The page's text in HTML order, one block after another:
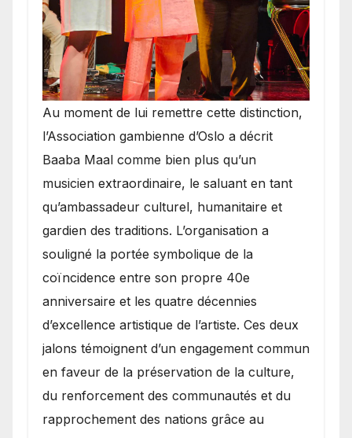
​Au moment de lui remettre cette distinction,
l’Association gambienne d’Oslo a décrit
Baaba Maal comme bien plus qu’un
musicien extraordinaire, le saluant en tant
qu’ambassadeur culturel, humanitaire et
gardien des traditions. L’organisation a
souligné la portée symbolique de la
coïncidence entre son propre 40e
anniversaire et les quatre décennies
d’excellence artistique de l’artiste. Ces deux
jalons témoignent d’un engagement commun
en faveur de la préservation de la culture,
du renforcement des communautés et du
rapprochement des nations grâce au